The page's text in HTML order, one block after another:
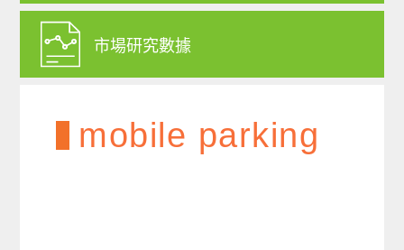
市場研究數據
mobile parking